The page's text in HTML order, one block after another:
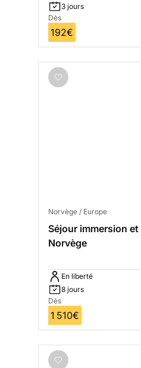
3 jours
Dès
192€
Norvège / Europe
Séjour immersion
Norvège
En liberté
8 jours
Dès
1 510€